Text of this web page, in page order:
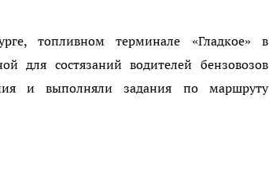
топливном терминале «Гладкое» в
для состязаний водителей бензовозов
и выполняли задания по маршруту